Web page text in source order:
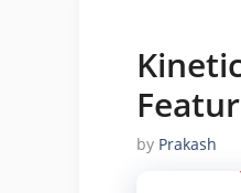
by Prakash